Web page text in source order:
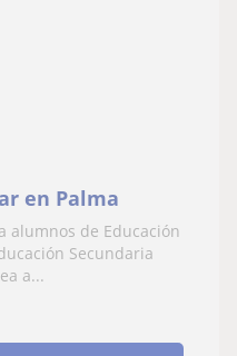
en Palma
alumnos de Educación
Secundaria
a...